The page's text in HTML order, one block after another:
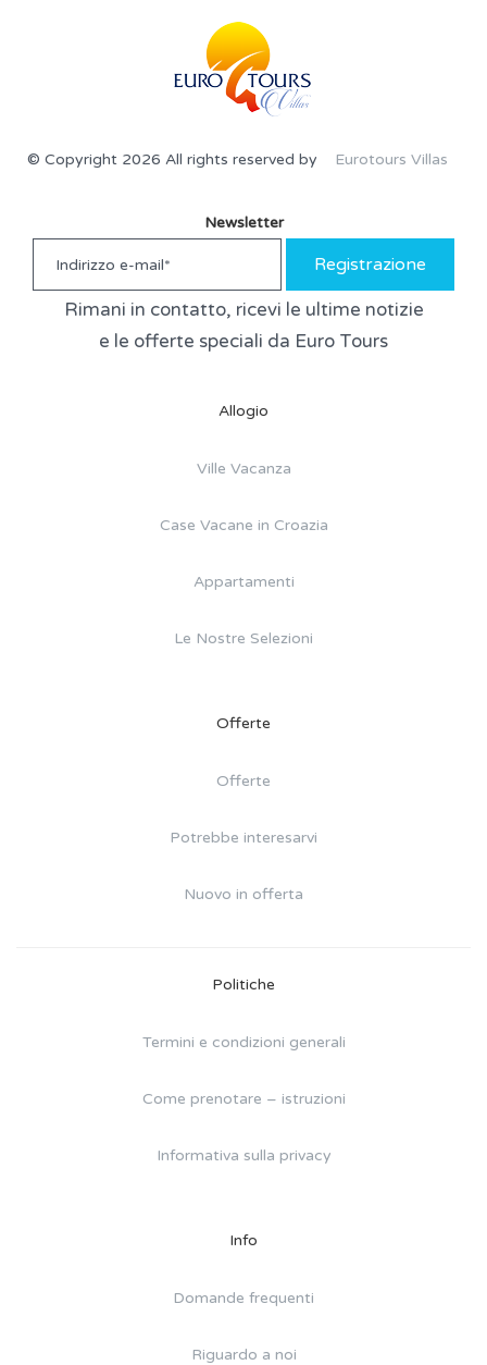
© Copyright 2026 All rights reserved by Eurotours Villas
Newsletter
Registrazione
Rimani in contatto, ricevi le ultime notizie
e le offerte speciali da Euro Tours
Allogio
Ville Vacanza
Case Vacane in Croazia
Appartamenti
Le Nostre Selezioni
Offerte
Offerte
Potrebbe interesarvi
Nuovo in offerta
Politiche
Termini e condizioni generali
Come prenotare – istruzioni
Informativa sulla privacy
Info
Domande frequenti
Riguardo a noi